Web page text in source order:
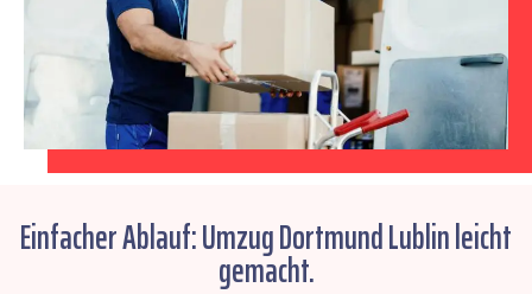
Einfacher Ablauf: Umzug Dortmund Lublin leicht
gemacht.